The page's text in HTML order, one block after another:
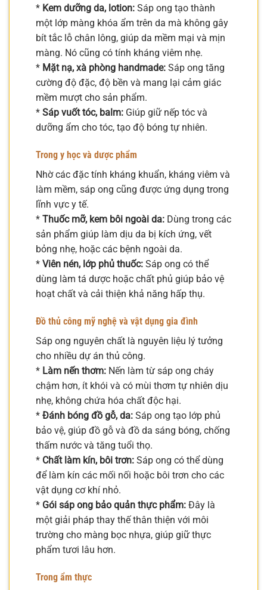
* Kem dưỡng da, lotion: Sáp ong tạo thành
một lớp màng khóa ẩm trên da mà không gây
bít tắc lỗ chân lông, giúp da mềm mại và mịn
màng. Nó cũng có tính kháng viêm nhẹ.
* Mặt nạ, xà phòng handmade: Sáp ong tăng
cường độ đặc, độ bền và mang lại cảm giác
mềm mượt cho sản phẩm.
* Sáp vuốt tóc, balm: Giúp giữ nếp tóc và
dưỡng ẩm cho tóc, tạo độ bóng tự nhiên.
Trong y học và dược phẩm
Nhờ các đặc tính kháng khuẩn, kháng viêm và
làm mềm, sáp ong cũng được ứng dụng trong
lĩnh vực y tế.
* Thuốc mỡ, kem bôi ngoài da: Dùng trong các
sản phẩm giúp làm dịu da bị kích ứng, vết
bỏng nhẹ, hoặc các bệnh ngoài da.
* Viên nén, lớp phủ thuốc: Sáp ong có thể
dùng làm tá dược hoặc chất phủ giúp bảo vệ
hoạt chất và cải thiện khả năng hấp thụ.
Đồ thủ công mỹ nghệ và vật dụng gia đình
Sáp ong nguyên chất là nguyên liệu lý tưởng
cho nhiều dự án thủ công.
* Làm nến thơm: Nến làm từ sáp ong cháy
chậm hơn, ít khói và có mùi thơm tự nhiên dịu
nhẹ, không chứa hóa chất độc hại.
* Đánh bóng đồ gỗ, da: Sáp ong tạo lớp phủ
bảo vệ, giúp đồ gỗ và đồ da sáng bóng, chống
thấm nước và tăng tuổi thọ.
* Chất làm kín, bôi trơn: Sáp ong có thể dùng
để làm kín các mối nối hoặc bôi trơn cho các
vật dụng cơ khí nhỏ.
* Gói sáp ong bảo quản thực phẩm: Đây là
một giải pháp thay thế thân thiện với môi
trường cho màng bọc nhựa, giúp giữ thực
phẩm tươi lâu hơn.
Trong ẩm thực